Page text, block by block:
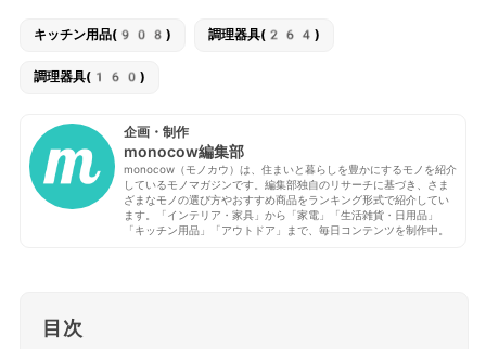
キッチン用品(908) 調理器具(264)
調理器具(160)
企画・制作
monocow編集部
monocow（モノカウ）は、住まいと暮らしを豊かにするモノを紹介
しているモノマガジンです。編集部独自のリサーチに基づき、さま
ざまなモノの選び方やおすすめ商品をランキング形式で紹介してい
ます。「インテリア・家具」から「家電」「生活雑貨・日用品」
「キッチン用品」「アウトドア」まで、毎日コンテンツを制作中。
目次